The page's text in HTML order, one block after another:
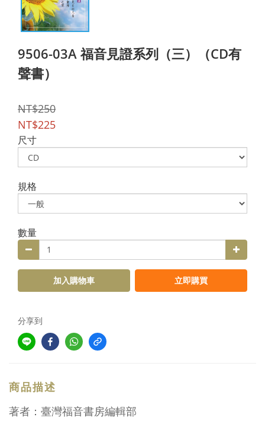
9506-03A 福音見證系列（三）（CD有
聲書）
NT$250
NT$225
尺寸
規格
數量
加入購物車 立即購買
分享到
商品描述
著者：臺灣福音書房編輯部